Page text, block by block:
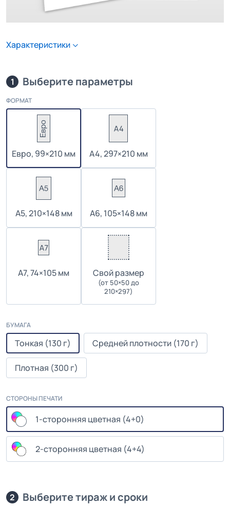
Характеристики
1 Выберите параметры
ФОРМАТ
Евро, 99×210 мм А4, 297×210 мм
А5, 210×148 мм А6, 105×148 мм
А7, 74×105 мм Cвой размер
(от 50×50 до
210×297)
БУМАГА
Тонкая (130 г) Средней плотности (170 г)
Плотная (300 г)
СТОРОНЫ ПЕЧАТИ
1-сторонняя цветная (4+0)
2-сторонняя цветная (4+4)
2 Выберите тираж и сроки